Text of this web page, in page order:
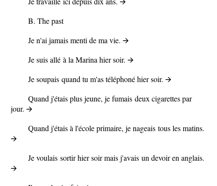
B. The past
Jen'ai jamais menti de ma vie. 🡪
Jesuis allé à la Marina hier soir. 🡪
Jesoupais quand tu m'as téléphoné hier soir. 🡪
Quand j'étais plus jeune, jefumais deux cigarettes par
jour. 🡪
Quand j'étais à l'école primaire, jenageais tous les matins.
🡪
Jevoulais sortir hier soir maisj'avais un devoir en anglais.
🡪